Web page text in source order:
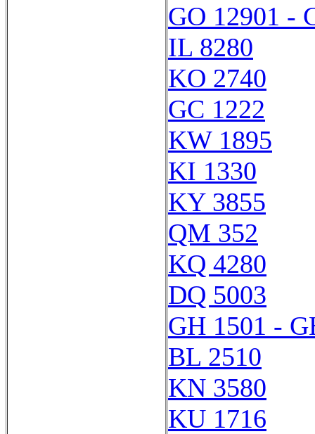
GO 12901 -
IL 8280
KO 2740
GC 1222
KW 1895
KI 1330
KY 3855
QM 352
KQ 4280
DQ 5003
GH 1501 -
BL 2510
KN 3580
KU 1716